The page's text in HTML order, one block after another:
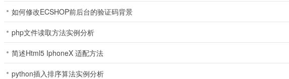
如何修改ECSHOP前后台的验证码背景
php文件读取方法实例分析
简述Html5 IphoneX 适配方法
python插入排序算法实例分析